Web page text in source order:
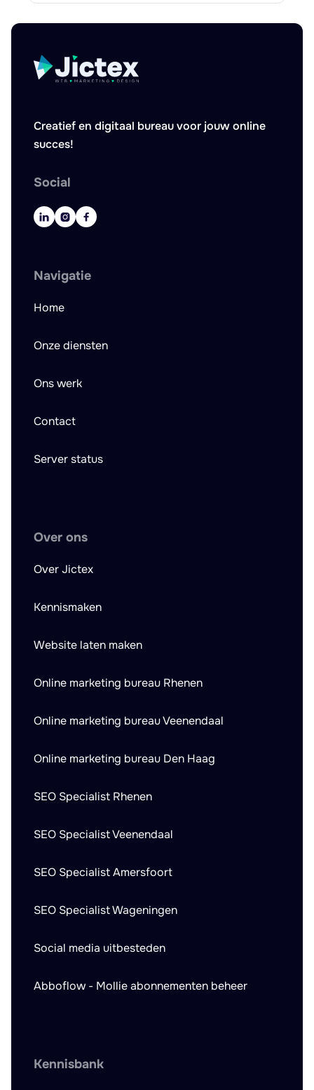
Creatief en digitaal bureau voor jouw online
succes!
Social
  
Navigatie
Home
Onze diensten
Ons werk
Contact
Server status
Over ons
Over Jictex
Kennismaken
Website laten maken
Online marketing bureau Rhenen
Online marketing bureau Veenendaal
Online marketing bureau Den Haag
SEO Specialist Rhenen
SEO Specialist Veenendaal
SEO Specialist Amersfoort
SEO Specialist Wageningen
Social media uitbesteden
Abboflow - Mollie abonnementen beheer
Kennisbank